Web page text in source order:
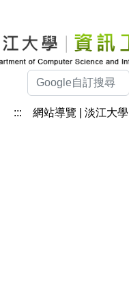
::: 網站導覽 淡江大學